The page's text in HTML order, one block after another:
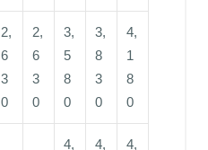
2,
6
3
0
2,
6
3
0
3,
5
8
0
3,
8
3
0
4,
1
8
0
4,
4,
4,